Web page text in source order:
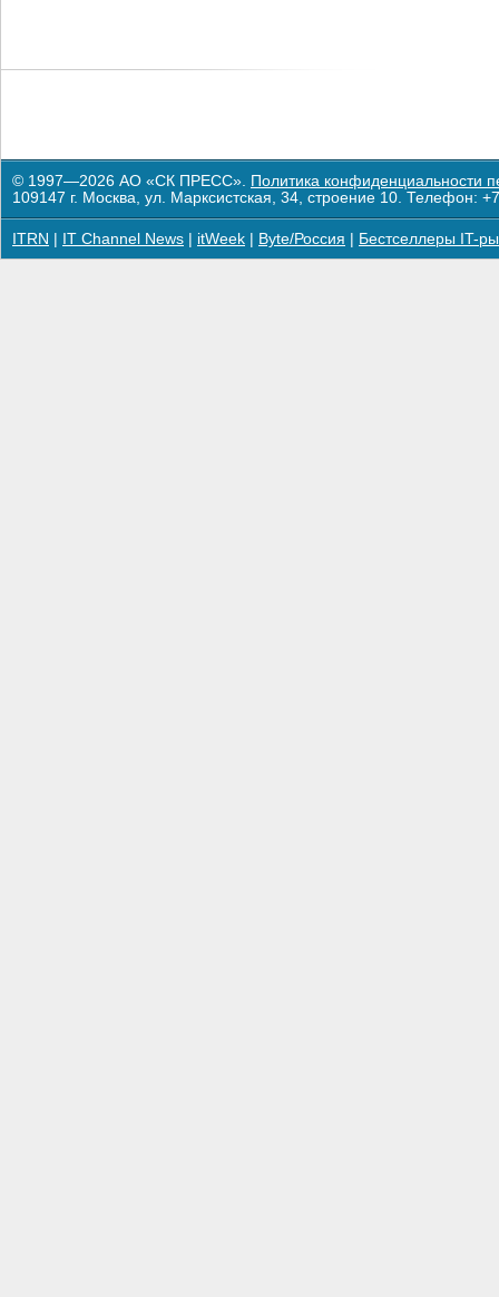
© 1997—2026 АО «СК ПРЕСС». Политика конфиденциальности
109147 г. Москва, ул. Марксистская, 34, строение 10. Телефон:
ITRN IT Channel News itWeek Byte/Россия Бестселлеры IT-